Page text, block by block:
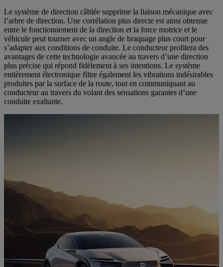
Le système de direction câblée supprime la liaison mécanique avec
l’arbre de direction. Une corrélation plus directe est ainsi obtenue
entre le fonctionnement de la direction et la force motrice et le
véhicule peut tourner avec un angle de braquage plus court pour
s’adapter aux conditions de conduite. Le conducteur profitera des
avantages de cette technologie avancée au travers d’une direction
plus précise qui répond fidèlement à ses intentions. Le système
entièrement électronique filtre également les vibrations indésirables
produites par la surface de la route, tout en communiquant au
conducteur au travers du volant des sensations garantes d’une
conduite exaltante.